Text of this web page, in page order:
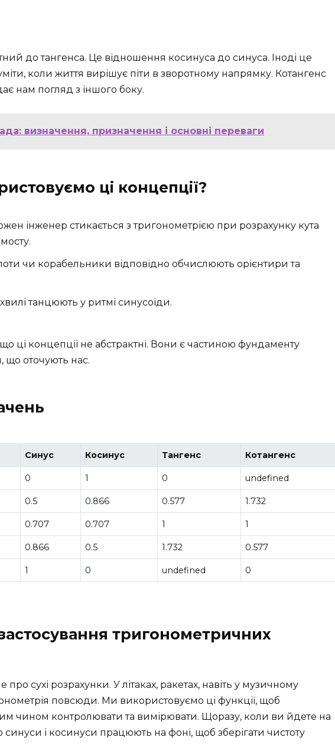
до тангенса. Це відношення косинуса до синуса. Іноді це
коли життя вирішує піти в зворотному напрямку. Котангенс
нам погляд з іншого боку.
визначення, призначення і основні переваги
ці концепції?
інженер стикається з тригонометрією при розрахунку кута
чи корабельники відповідно обчислюють орієнтири та
танцюють у ритмі синусоїди.
ці концепції не абстрактні. Вони є частиною фундаменту
що оточують нас.
Синус Косинус Тангенс Котангенс
0 1 0 undefined
0.5 0.866 0.577 1.732
0.707 0.707 1 1
0.866 0.5 1.732 0.577
1 0 undefined 0
тригонометричних
сухі розрахунки. У літаках, ракетах, навіть у музичному
повсюди. Ми використовуємо ці функції, щоб
чином контролювати та вимірювати. Щоразу, коли ви йдете на
синуси і косинуси працюють на фоні, щоб зберігати чистоту